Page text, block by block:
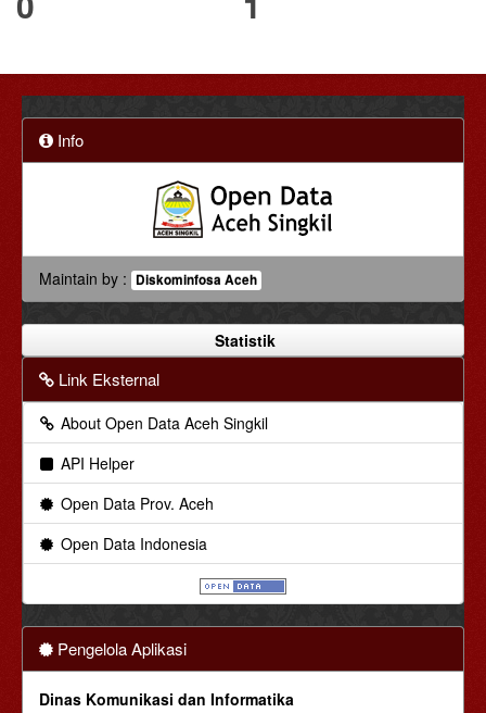
Info
Maintain by : Diskominfosa Aceh
Statistik
Link Eksternal
About Open Data Aceh Singkil
API Helper
Open Data Prov. Aceh
Open Data Indonesia
Pengelola Aplikasi
Dinas Komunikasi dan Informatika